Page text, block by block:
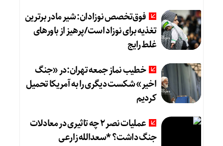
فوق‌تخصص نوزادان: شیر مادر برترین
تغذیه برای نوزاد است/پرهیز از باورهای
غلط رایج
خطیب نماز جمعه تهران:در «جنگ
اخیر» شکست دیگری را به آمریکا تحمیل
کردیم
عملیات نصر ۲ چه تاثیری در معادلات
جنگ داشت؟ *سعدالله زارعی